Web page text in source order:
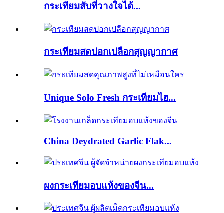
กระเทียมสับที่วางใจได้...
กระเทียมสดปอกเปลือกสุญญากาศ
Unique Solo Fresh กระเทียมไฮ...
China Deydrated Garlic Flak...
ผงกระเทียมอบแห้งของจีน...